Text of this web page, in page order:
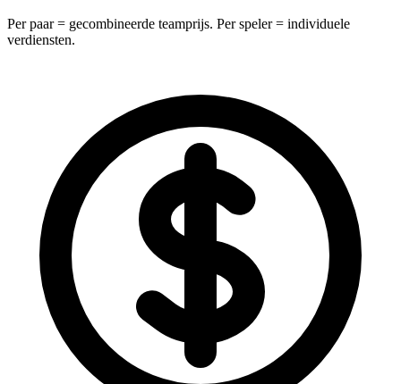
Per paar = gecombineerde teamprijs. Per speler = individuele
verdiensten.